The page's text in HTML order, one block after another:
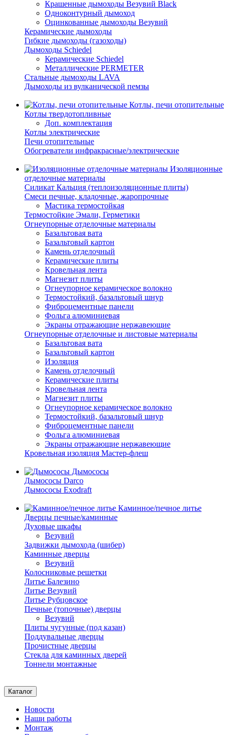
Крашенные дымоходы Везувий Black
Одноконтурный дымоход
Оцинкованные дымоходы Везувий
Керамические дымоходы
Гибкие дымоходы (газоходы)
Дымоходы Schiedel
Керамические Schiedel
Металлические PERMETER
Стальные дымоходы LAVA
Дымоходы из вулканической пемзы
Котлы, печи отопительные
Котлы твердотопливные
Доп. комплектация
Котлы электрические
Печи отопительные
Обогреватели инфракрасные/электрические
Изоляционные
отделочные материалы
Силикат Кальция (теплоизоляционные плиты)
Смеси печные, кладочные, жаропрочные
Мастика термостойкая
Термостойкие Эмали, Герметики
Огнеупорные отделочные материалы
Базальтовая вата
Базальтовый картон
Камень отделочный
Керамические плиты
Кровельная лента
Магнезит плиты
Огнеупорное керамическое волокно
Термостойкий, базальтовый шнур
Фиброцементные панели
Фольга алюминиевая
Экраны отражающие нержавеющие
Огнеупорные отделочные и листовые материалы
Базальтовая вата
Базальтовый картон
Изоляция
Камень отделочный
Керамические плиты
Кровельная лента
Магнезит плиты
Огнеупорное керамическое волокно
Термостойкий, базальтовый шнур
Фиброцементные панели
Фольга алюминиевая
Экраны отражающие нержавеющие
Кровельная изоляция Мастер-флеш
Дымососы
Дымососы Darco
Дымососы Exodraft
Каминное/печное литье
Дверцы печные/каминные
Духовые шкафы
Везувий
Задвижки дымохода (шибер)
Каминные дверцы
Везувий
Колосниковые решетки
Литье Балезино
Литье Везувий
Литье Рубцовское
Печные (топочные) дверцы
Везувий
Плиты чугунные (под казан)
Поддувальные дверцы
Прочистные дверцы
Стекла для каминных дверей
Тоннели монтажные
Каталог
Новости
Наши работы
Монтаж